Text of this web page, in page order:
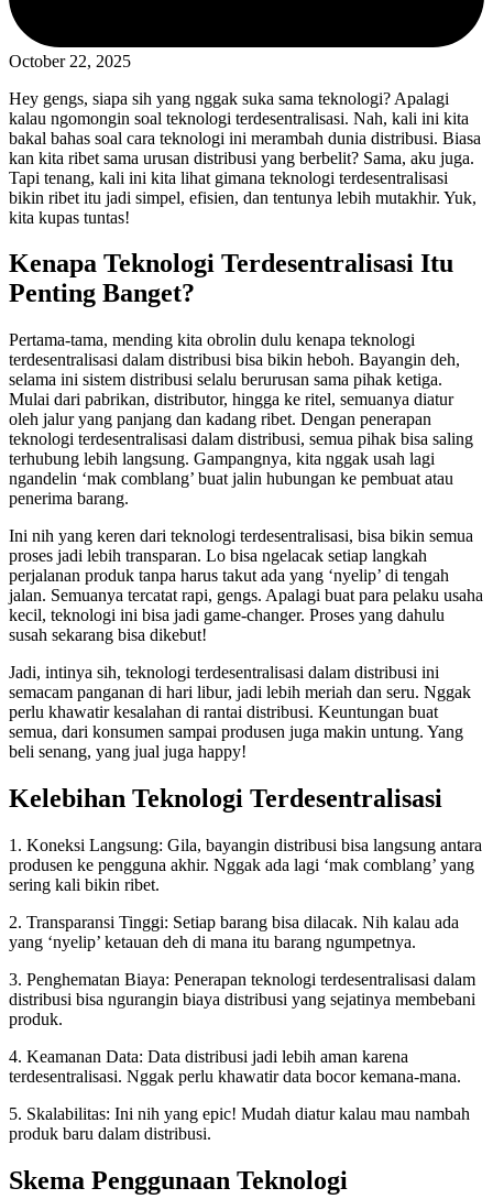
October 22, 2025
Hey gengs, siapa sih yang nggak suka sama teknologi? Apalagi
kalau ngomongin soal teknologi terdesentralisasi. Nah, kali ini kita
bakal bahas soal cara teknologi ini merambah dunia distribusi. Biasa
kan kita ribet sama urusan distribusi yang berbelit? Sama, aku juga.
Tapi tenang, kali ini kita lihat gimana teknologi terdesentralisasi
bikin ribet itu jadi simpel, efisien, dan tentunya lebih mutakhir. Yuk,
kita kupas tuntas!
Kenapa Teknologi Terdesentralisasi Itu
Penting Banget?
Pertama-tama, mending kita obrolin dulu kenapa teknologi
terdesentralisasi dalam distribusi bisa bikin heboh. Bayangin deh,
selama ini sistem distribusi selalu berurusan sama pihak ketiga.
Mulai dari pabrikan, distributor, hingga ke ritel, semuanya diatur
oleh jalur yang panjang dan kadang ribet. Dengan penerapan
teknologi terdesentralisasi dalam distribusi, semua pihak bisa saling
terhubung lebih langsung. Gampangnya, kita nggak usah lagi
ngandelin ‘mak comblang’ buat jalin hubungan ke pembuat atau
penerima barang.
Ini nih yang keren dari teknologi terdesentralisasi, bisa bikin semua
proses jadi lebih transparan. Lo bisa ngelacak setiap langkah
perjalanan produk tanpa harus takut ada yang ‘nyelip’ di tengah
jalan. Semuanya tercatat rapi, gengs. Apalagi buat para pelaku usaha
kecil, teknologi ini bisa jadi game-changer. Proses yang dahulu
susah sekarang bisa dikebut!
Jadi, intinya sih, teknologi terdesentralisasi dalam distribusi ini
semacam panganan di hari libur, jadi lebih meriah dan seru. Nggak
perlu khawatir kesalahan di rantai distribusi. Keuntungan buat
semua, dari konsumen sampai produsen juga makin untung. Yang
beli senang, yang jual juga happy!
Kelebihan Teknologi Terdesentralisasi
1. Koneksi Langsung: Gila, bayangin distribusi bisa langsung antara
produsen ke pengguna akhir. Nggak ada lagi ‘mak comblang’ yang
sering kali bikin ribet.
2. Transparansi Tinggi: Setiap barang bisa dilacak. Nih kalau ada
yang ‘nyelip’ ketauan deh di mana itu barang ngumpetnya.
3. Penghematan Biaya: Penerapan teknologi terdesentralisasi dalam
distribusi bisa ngurangin biaya distribusi yang sejatinya membebani
produk.
4. Keamanan Data: Data distribusi jadi lebih aman karena
terdesentralisasi. Nggak perlu khawatir data bocor kemana-mana.
5. Skalabilitas: Ini nih yang epic! Mudah diatur kalau mau nambah
produk baru dalam distribusi.
Skema Penggunaan Teknologi